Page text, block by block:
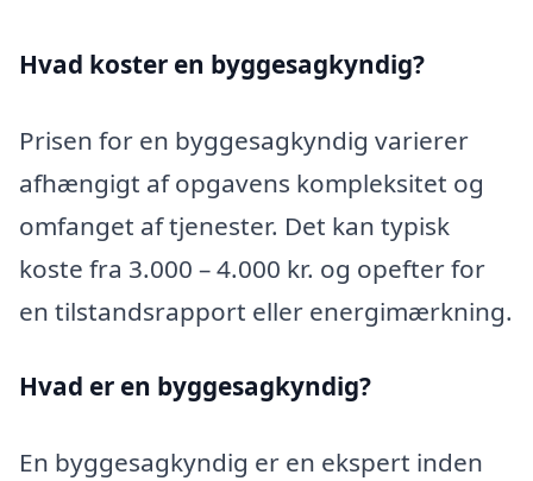
Hvad koster en byggesagkyndig?
Prisen for en byggesagkyndig varierer
afhængigt af opgavens kompleksitet og
omfanget af tjenester. Det kan typisk
koste fra 3.000 – 4.000 kr. og opefter for
en tilstandsrapport eller energimærkning.
Hvad er en byggesagkyndig?
En byggesagkyndig er en ekspert inden